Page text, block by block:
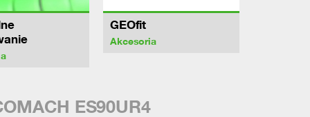
GEOfit
Akcesoria
ES90UR4